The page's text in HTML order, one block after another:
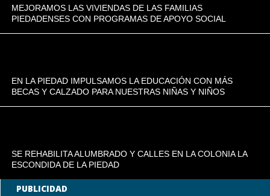
MEJORAMOS LAS VIVIENDAS DE LAS FAMILIAS
PIEDADENSES CON PROGRAMAS DE APOYO SOCIAL
EN LA PIEDAD IMPULSAMOS LA EDUCACIÓN CON MÁS
BECAS Y CALZADO PARA NUESTRAS NIÑAS Y NIÑOS
SE REHABILITA ALUMBRADO Y CALLES EN LA COLONIA LA
ESCONDIDA DE LA PIEDAD
PUBLICIDAD